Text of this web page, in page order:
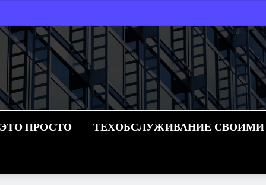
ПРОСТО ТЕХОБСЛУЖИВАНИЕ